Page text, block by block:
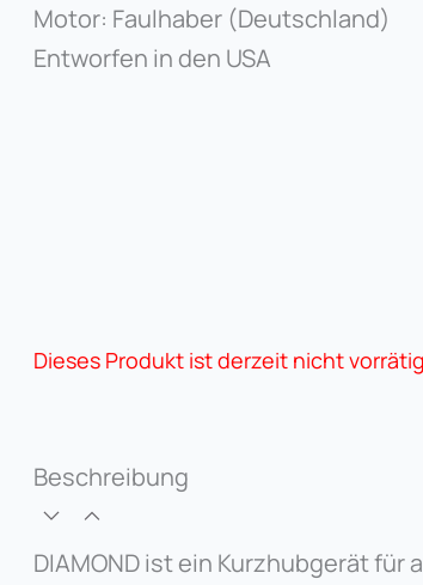
Motor: Faulhaber (Deutschland)
Entworfen in den USA
Dieses Produkt ist derzeit nicht
Beschreibung
DIAMOND ist ein Kurzhubgerät